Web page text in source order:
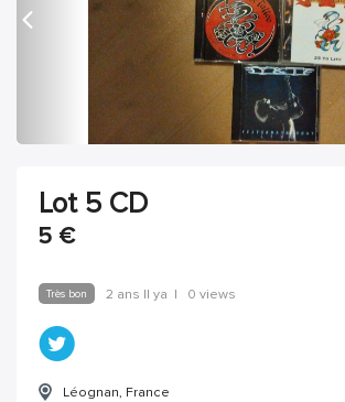
Lot 5 CD
5 €
Très bon 2 ans Il ya | 0 views
Léognan, France